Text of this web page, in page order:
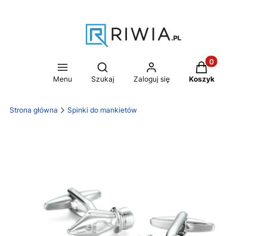
Menu
Otwórz wyszukiwarkę
Szukaj Zaloguj się
Produkty w
Koszyk
Strona główna Spinki do mankietów